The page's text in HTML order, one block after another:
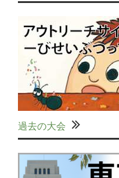
過去の大会